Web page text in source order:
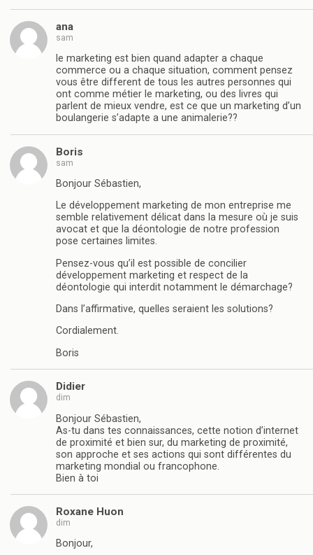
ana
sam
le marketing est bien quand adapter a chaque
commerce ou a chaque situation, comment pensez
vous être different de tous les autres personnes qui
ont comme métier le marketing, ou des livres qui
parlent de mieux vendre, est ce que un marketing d’un
boulangerie s’adapte a une animalerie??
Boris
sam
Bonjour Sébastien,
Le développement marketing de mon entreprise me
semble relativement délicat dans la mesure où je suis
avocat et que la déontologie de notre profession
pose certaines limites.
Pensez-vous qu’il est possible de concilier
développement marketing et respect de la
déontologie qui interdit notamment le démarchage?
Dans l’affirmative, quelles seraient les solutions?
Cordialement.
Boris
Didier
dim
Bonjour Sébastien,
As-tu dans tes connaissances, cette notion d’internet
de proximité et bien sur, du marketing de proximité,
son approche et ses actions qui sont différentes du
marketing mondial ou francophone.
Bien à toi
Roxane Huon
dim
Bonjour,